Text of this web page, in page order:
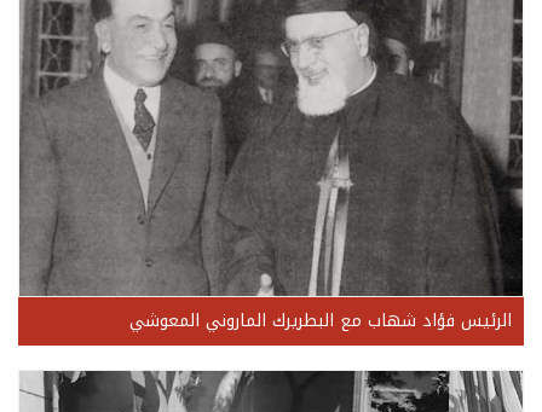
الرئيس فؤاد شهاب مع البطريرك الماروني المعوشي